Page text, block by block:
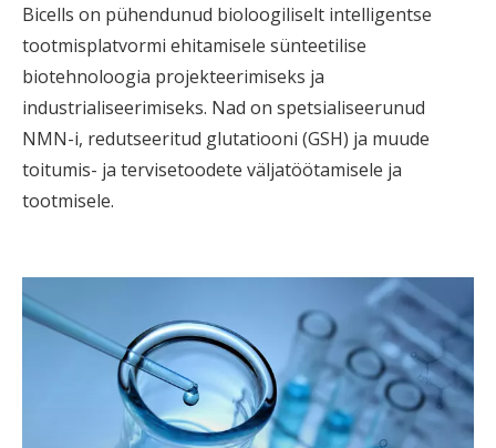
Bicells on pühendunud bioloogiliselt intelligentse
tootmisplatvormi ehitamisele sünteetilise
biotehnoloogia projekteerimiseks ja
industrialiseerimiseks. Nad on spetsialiseerunud
NMN-i, redutseeritud glutatiooni (GSH) ja muude
toitumis- ja tervisetoodete väljatöötamisele ja
tootmisele.